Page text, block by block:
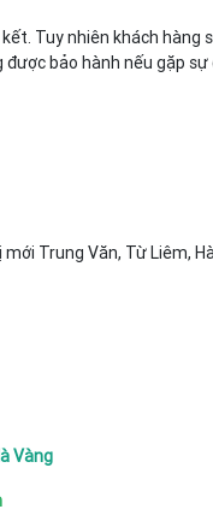
Tuy nhiên khách hàng
được bảo hành nếu gặp
Trung Văn, Từ Liêm,
Vàng